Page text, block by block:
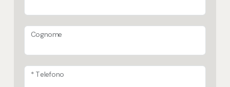
Domotica in casa
Cognome
* Telefono